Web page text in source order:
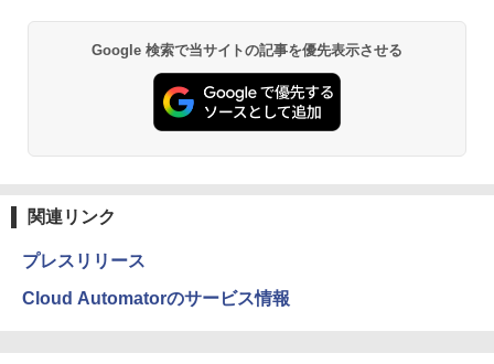
Google 検索で当サイトの記事を優先表示させる
関連リンク
プレスリリース
Cloud Automatorのサービス情報